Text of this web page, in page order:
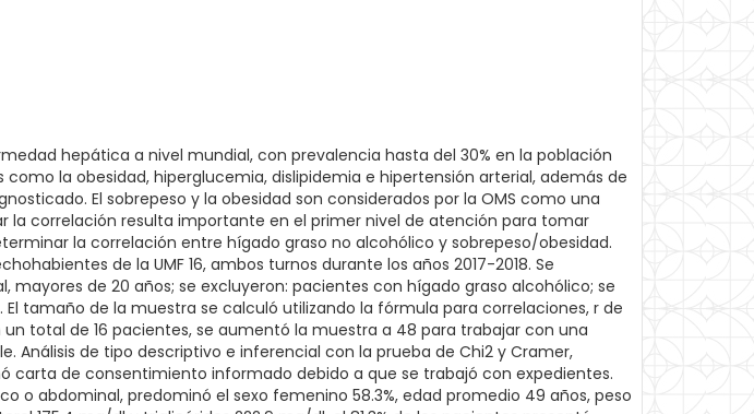
hepática a nivel mundial, con prevalencia hasta del 30% en la población
la obesidad, hiperglucemia, dislipidemia e hipertensión arterial, además de
El sobrepeso y la obesidad son considerados por la OMS como una
la correlación resulta importante en el primer nivel de atención para tomar
la correlación entre hígado graso no alcohólico y sobrepeso/obesidad.
de la UMF 16, ambos turnos durante los años 2017-2018. Se
de 20 años; se excluyeron: pacientes con hígado graso alcohólico; se
tamaño de la muestra se calculó utilizando la fórmula para correlaciones, r de
total de 16 pacientes, se aumentó la muestra a 48 para trabajar con una
Análisis de tipo descriptivo e inferencial con la prueba de Chi2 y Cramer,
carta de consentimiento informado debido a que se trabajó con expedientes.
o abdominal, predominó el sexo femenino 58.3%, edad promedio 49 años, peso